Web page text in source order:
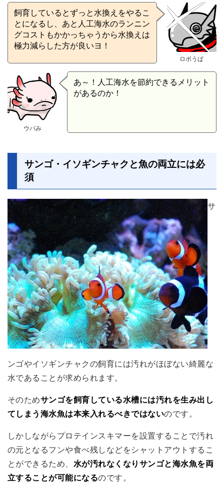
飼育しているとずっと水換えをやるこ
とになるし、あと人工海水のランニン
グコストもかかっちゃうから水換えは
極力減らした方が良いヨ！
ロボうぱ
ウパみ
あ～！人工海水を節約できるメリット
があるのか！
サンゴ・イソギンチャクと魚の両立には必
須
サ
ンゴやイソギンチャクの飼育には汚れがほぼない綺麗な
水であることが求められます。
そのためサンゴを飼育している水槽には汚れを生み出し
てしまう海水魚は本来入れるべきではないのです。
しかしながらプロテインスキマーを設置することで汚れ
の元となるフンや食べ残しなどをシャットアウトするこ
とができるため、 水が汚れなくなりサンゴと海水魚を両
立することが可能になるのです。